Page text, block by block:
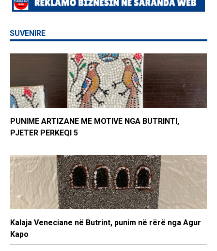
SUVENIRE
PUNIME ARTIZANE ME MOTIVE NGA BUTRINTI,
PJETER PERKEQI 5
Kalaja Veneciane në Butrint, punim në rërë nga Agur
Kapo